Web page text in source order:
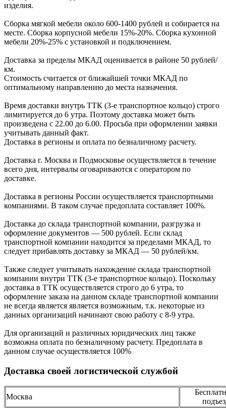
изделия.
Сборка мягкой мебели около 600-1400 рублей и собирается на
месте. Сборка корпусной мебели 15%-20%. Сборка кухонной
мебели 20%-25% с установкой и подключением.
Доставка за пределы МКАД оценивается в районе 50 рублей/
км.
Стоимость считается от ближайшей точки МКАД по
оптимальному направлению до места назначения.
Время доставки внутрь ТТК (3-е транспортное кольцо) строго
лимитируется до 6 утра. Поэтому доставка может быть
произведена с 22.00 до 6.00. Просьба при оформлении заявки
учитывать данный факт.
Доставка в регионы и оплата по безналичному расчету.
Доставка г. Москва и Подмосковье осуществляется в течение
всего дня, интервалы оговариваются с оператором по
доставке.
Доcтавка в регионы России осуществляется транспортными
компаниями. В таком случае предоплата составляет 100%.
Доставка до склада транспортной компании, разгрузка и
оформление документов — 500 рублей. Если склад
транспортной компании находится за пределами МКАД, то
следует прибавлять доставку за МКАД — 50 рублей/км.
Также следует учитывать нахождение склада транспортной
компании внутри ТТК (3-е транспортное кольцо). Поскольку
доставка в ТТК осуществляется строго до 6 утра, то
оформление заказа на данном складе транспортной компании
не всегда является является возможным, т.к. некоторые из
данных организаций начинают свою работу с 8-9 утра.
Для организаций и различных юридических лиц также
возможна оплата по безналичному расчету. Предоплата в
данном случае осуществляется 100%
Доставка своей логистической службой
Москва